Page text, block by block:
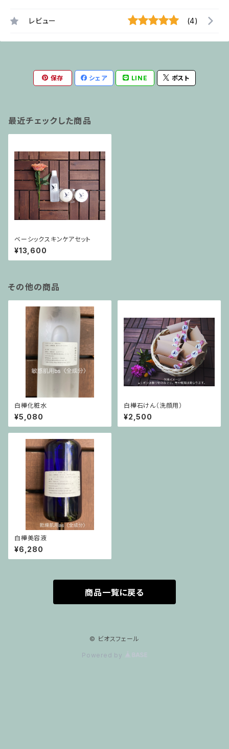
レビュー (4)
保存 シェア LINE ポスト
最近チェックした商品
ベーシックスキンケアセット
¥13,600
その他の商品
白樺化粧水
¥5,080
白樺石けん（洗顔用）
¥2,500
白樺美容液
¥6,280
商品一覧に戻る
© ビオスフェール
Powered by